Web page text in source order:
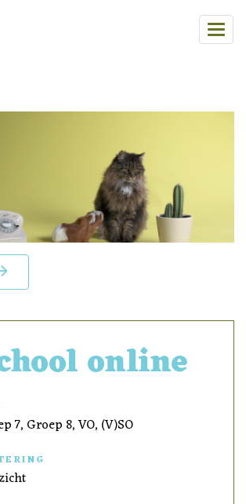
online
7, Groep 8, VO, (V)SO